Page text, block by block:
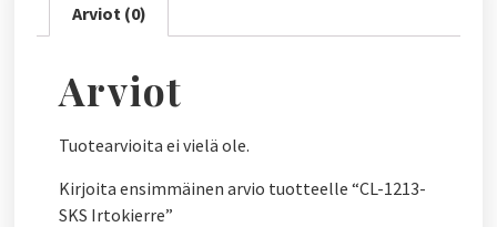
Arviot (0)
Arviot
Tuotearvioita ei vielä ole.
Kirjoita ensimmäinen arvio tuotteelle “CL-1213-
SKS Irtokierre”